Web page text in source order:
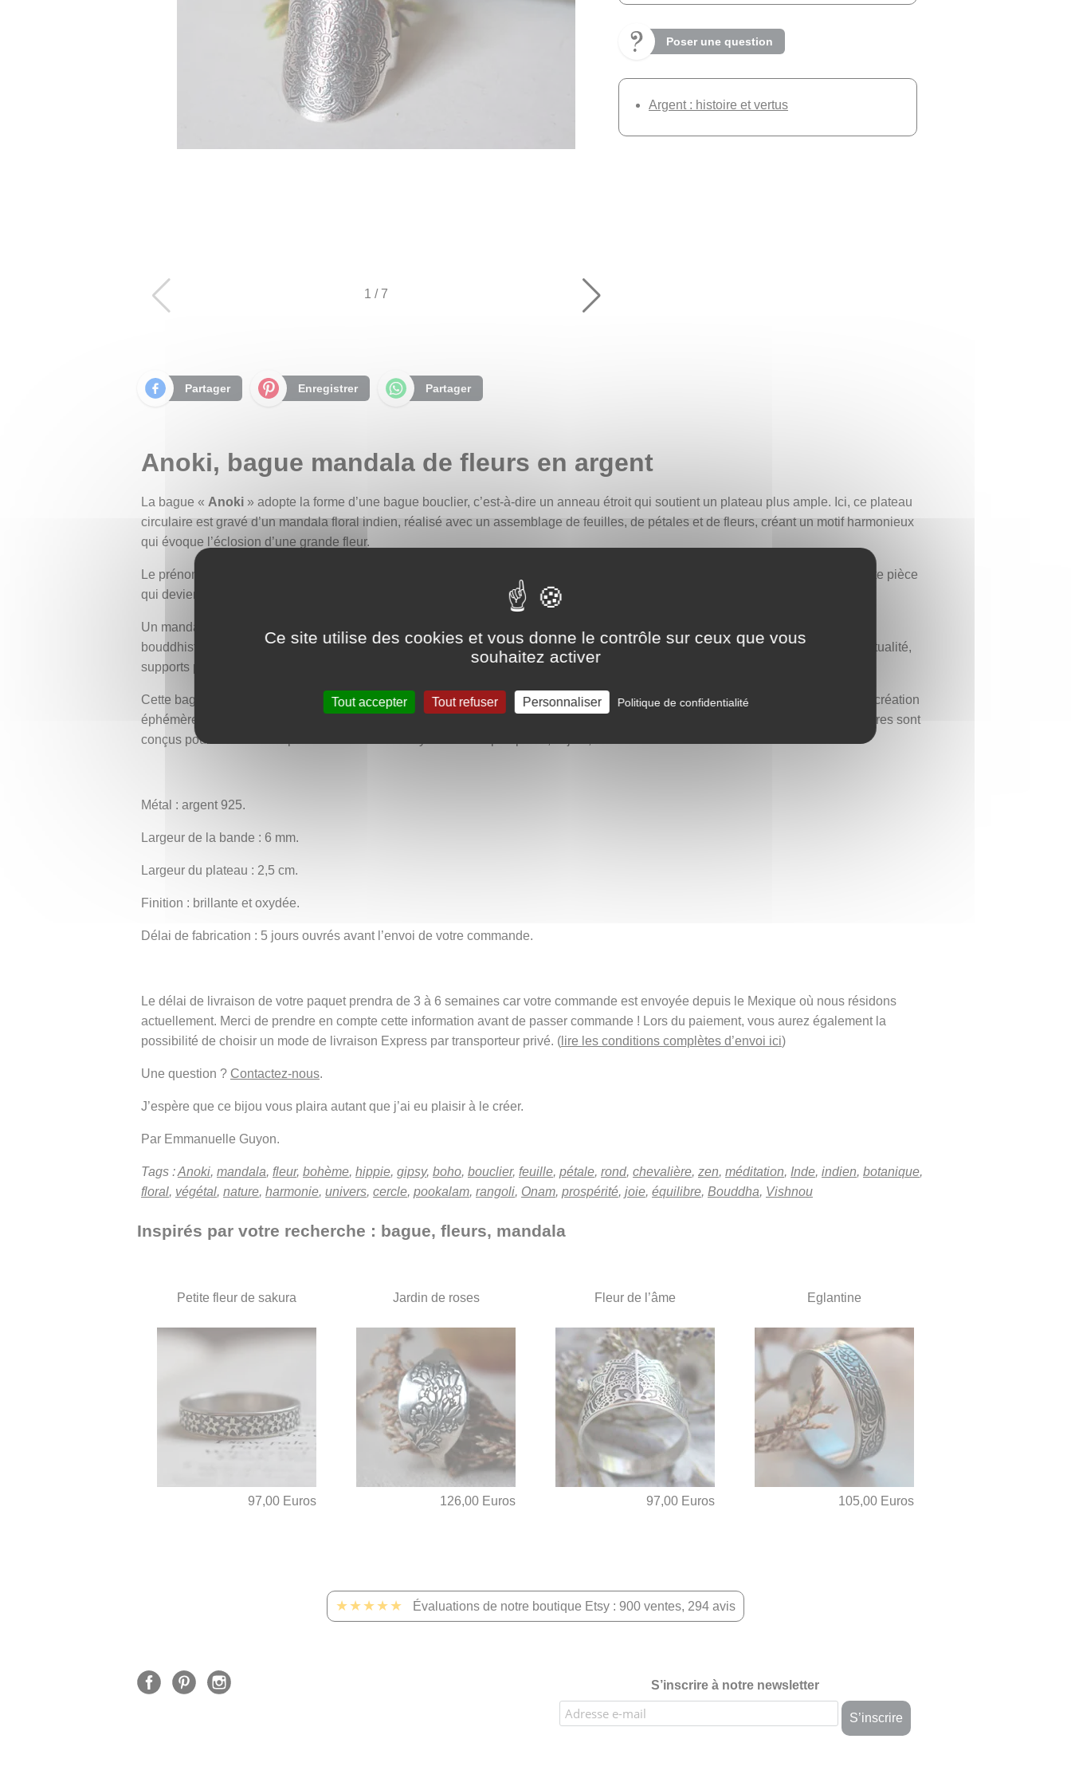
1 / 7
Poser une question
Argent : histoire et vertus
Partager Enregistrer Partager
Anoki, bague mandala de fleurs en argent
La bague « Anoki » adopte la forme d’une bague bouclier, c’est-à-dire un anneau étroit qui soutient un plateau plus ample. Ici, ce plateau
circulaire est gravé d’un mandala floral indien, réalisé avec un assemblage de feuilles, de pétales et de fleurs, créant un motif harmonieux
qui évoque l’éclosion d’une grande fleur.
Le prénom indien "
", reflétant ainsi la singularité de cette pièce
qui devient un bijou porteur de sens et de caractère.
Un mandala est un diagramme symbolique complexe, généralement circulaire et symétrique, utilisé dans les traditions hindoue et
bouddhiste pour représenter le cosmos, l’univers ou un royaume imaginaire. Les mandalas sont des outils de méditation et de spiritualité,
supports pour la contemplation, la concentration et l’équilibre intérieur. Ils symbolisent la vérité, l’harmonie et l’illumination.
Cette bague présente un type particulier de mandala, façonné avec des fleurs : le Pookalam. Il s’agit d’un rangoli floral indien, une création
éphémère réalisée avec des pétales colorés lors de la fête d’Onam, la principale célébration du Kerala, en Inde. Ces motifs circulaires sont
conçus pour accueillir l’esprit du roi Mahabali et symboliser la prospérité, la joie, la beauté et le lien sacré avec la nature.
Métal : argent 925.
Largeur de la bande : 6 mm.
Largeur du plateau : 2,5 cm.
Finition : brillante et oxydée.
Délai de fabrication : 5 jours ouvrés avant l’envoi de votre commande.
Le délai de livraison de votre paquet prendra de 3 à 6 semaines car votre commande est envoyée depuis le Mexique où nous résidons
actuellement. Merci de prendre en compte cette information avant de passer commande ! Lors du paiement, vous aurez également la
possibilité de choisir un mode de livraison Express par transporteur privé. ( lire les conditions complètes d’envoi ici)
Une question ? Contactez-nous.
J’espère que ce bijou vous plaira autant que j’ai eu plaisir à le créer.
Par Emmanuelle Guyon.
Tags :Anoki, mandala, fleur, bohème, hippie, gipsy, boho, bouclier, feuille, pétale, rond, chevalière, zen, méditation, Inde, indien, botanique,
floral, végétal, nature, harmonie, univers, cercle, pookalam, rangoli, Onam, prospérité, joie, équilibre, Bouddha, Vishnou
Inspirés par votre recherche : bague, fleurs, mandala
Petite fleur de sakura
97,00 Euros
Jardin de roses
126,00 Euros
Fleur de l’âme
97,00 Euros
Eglantine
105,00 Euros
★★★★★ Évaluations de notre boutique Etsy : 900 ventes, 294 avis
S’inscrire à notre newsletter
Ce site utilise des cookies et vous donne le contrôle sur ceux que vous
souhaitez activer
Tout accepter Tout refuser Personnaliser Politique de confidentialité